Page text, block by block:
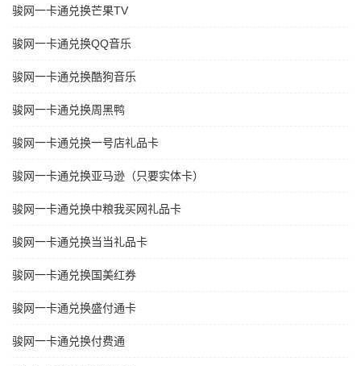
骏网一卡通兑换芒果TV
骏网一卡通兑换QQ音乐
骏网一卡通兑换酷狗音乐
骏网一卡通兑换周黑鸭
骏网一卡通兑换一号店礼品卡
骏网一卡通兑换亚马逊（只要实体卡）
骏网一卡通兑换中粮我买网礼品卡
骏网一卡通兑换当当礼品卡
骏网一卡通兑换国美红券
骏网一卡通兑换盛付通卡
骏网一卡通兑换付费通